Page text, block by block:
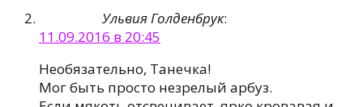
Ульвия Голденбрук:
11.09.2016 в 20:45
Необязательно, Танечка!
Мог быть просто незрелый арбуз.